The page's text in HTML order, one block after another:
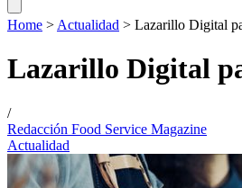
Home > Actualidad > Lazarillo Digital
Lazarillo Digital
/
Redacción Food Service Magazine
Actualidad